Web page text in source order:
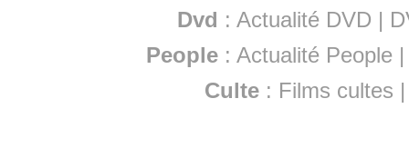
Dvd : Actualité DVD |
People :Actualité People
Culte : Films cultes